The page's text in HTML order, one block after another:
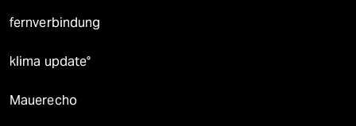
fernverbindung
klima update°
Mauerecho